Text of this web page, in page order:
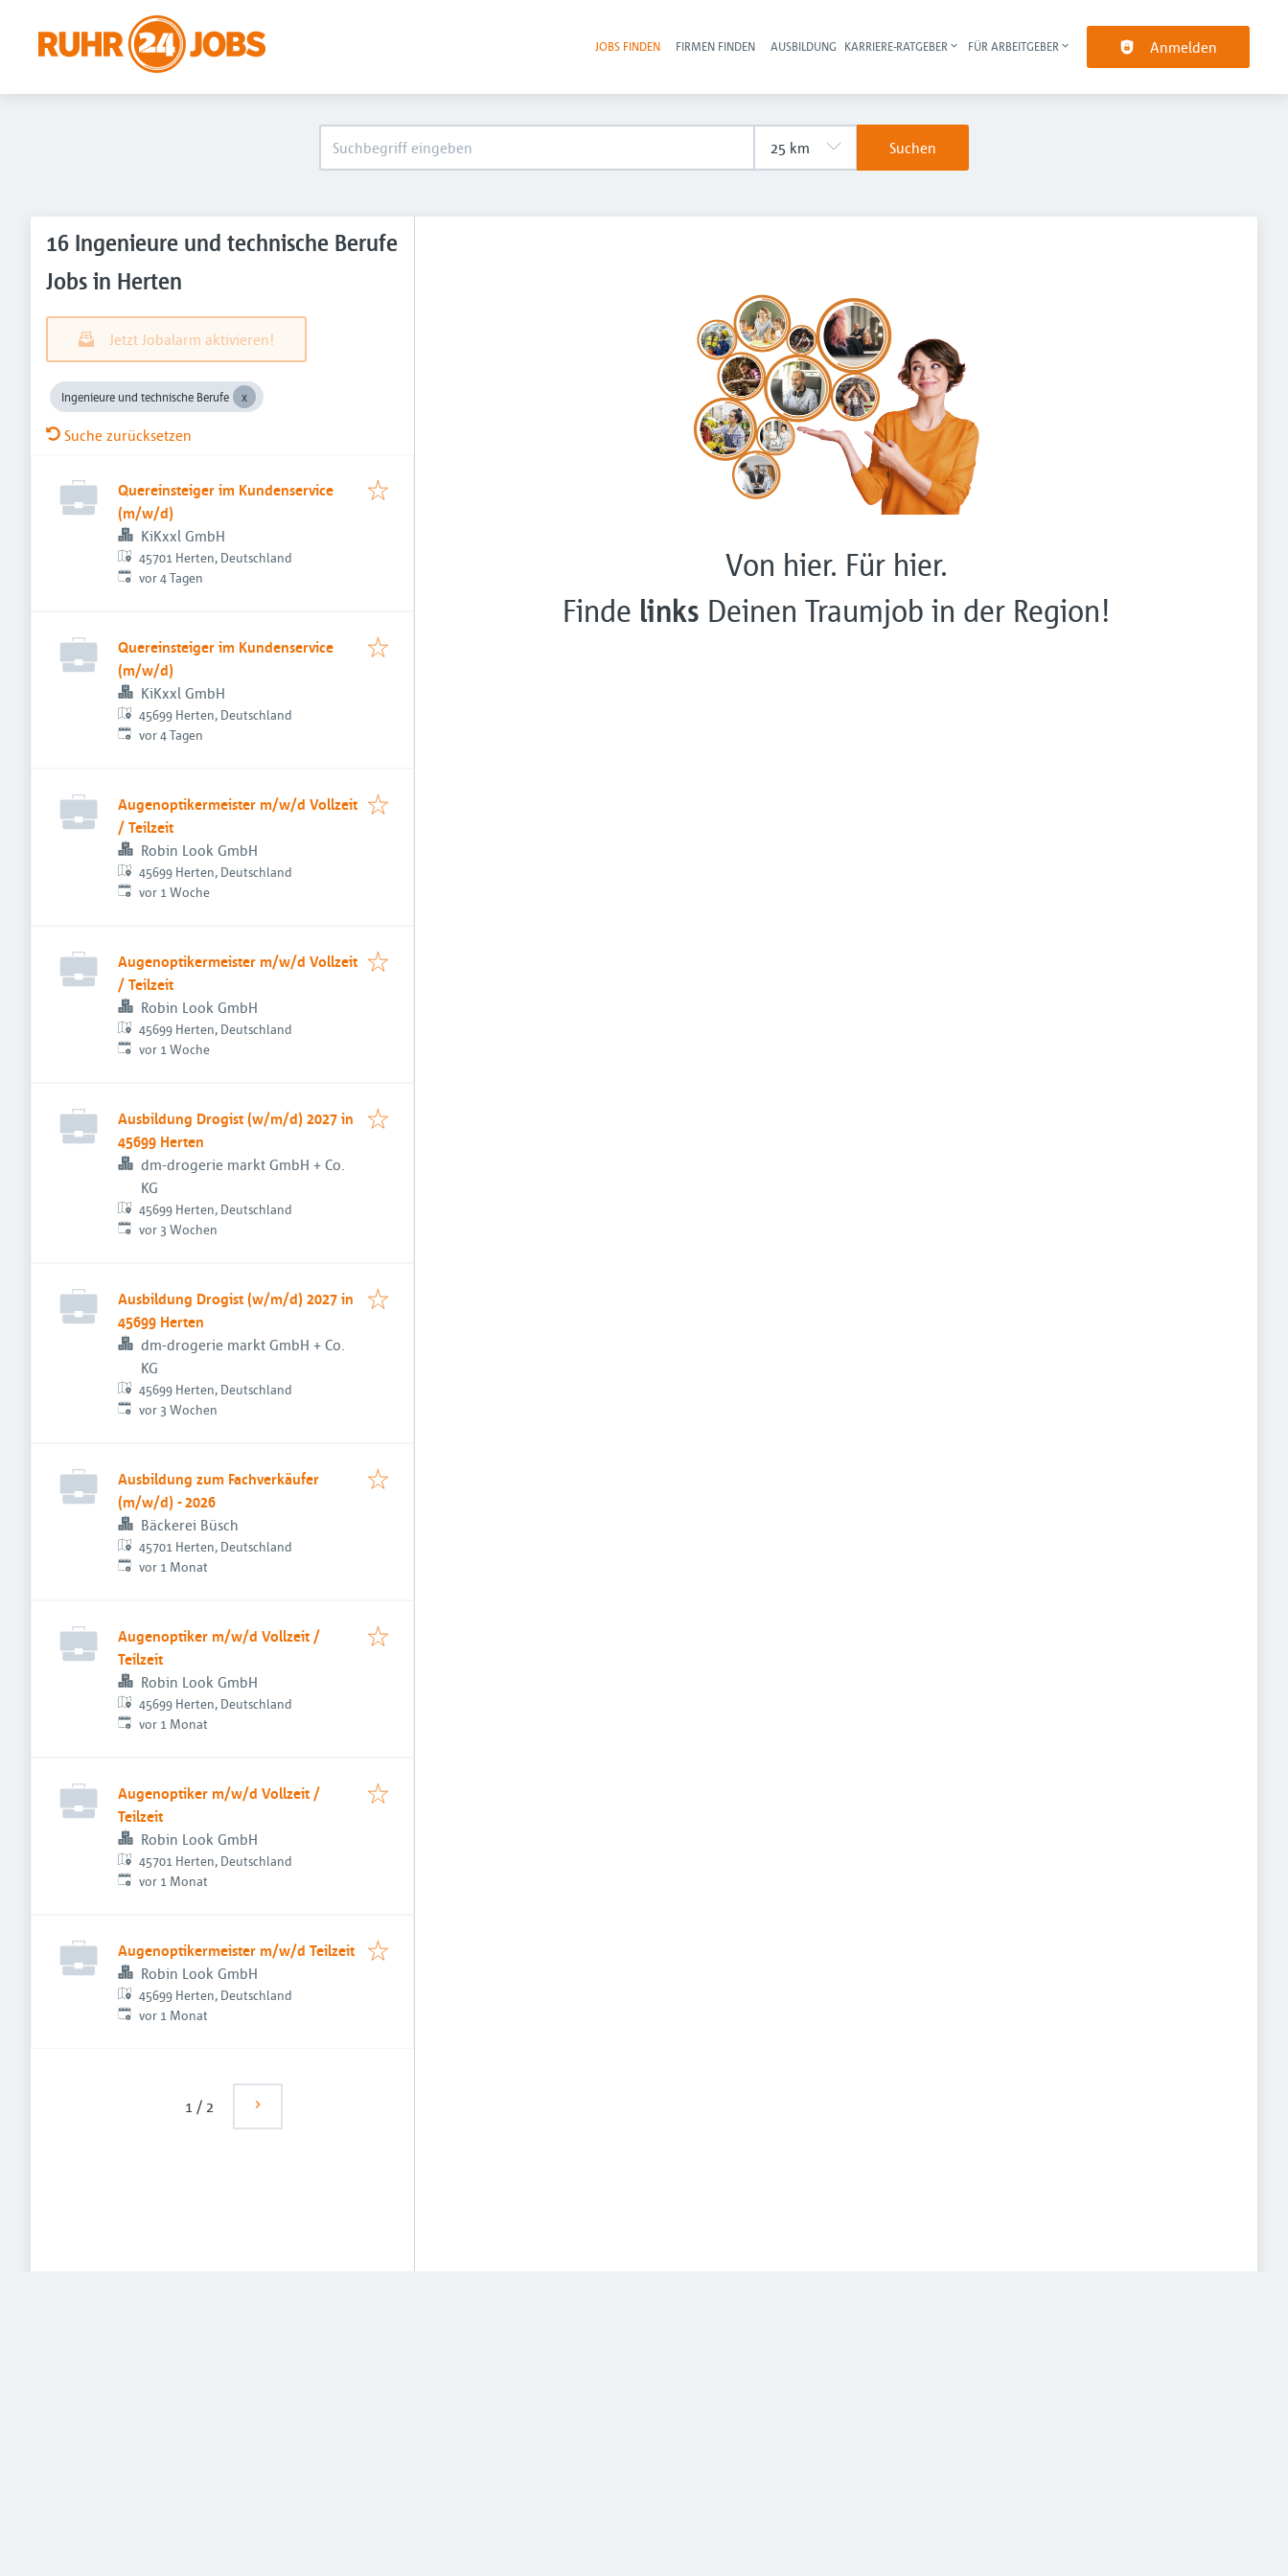
Haupt-Navigation
JOBS FINDEN FIRMEN FINDEN AUSBILDUNG KARRIERE-RATGEBER FÜR ARBEITGEBER Anmelden
Suchen
16 Ingenieure und technische Berufe
Jobs in Herten
Jetzt Jobalarm aktivieren!
Ingenieure und technische Berufe
Suche zurücksetzen
Quereinsteiger im Kundenservice
(m/w/d)
KiKxxl GmbH
45701 Herten, Deutschland
Veröffentlicht:
vor 4 Tagen
Quereinsteiger im Kundenservice
(m/w/d)
KiKxxl GmbH
45699 Herten, Deutschland
Veröffentlicht:
vor 4 Tagen
Augenoptikermeister m/w/d Vollzeit
/ Teilzeit
Robin Look GmbH
45699 Herten, Deutschland
Veröffentlicht:
vor 1 Woche
Augenoptikermeister m/w/d Vollzeit
/ Teilzeit
Robin Look GmbH
45699 Herten, Deutschland
Veröffentlicht:
vor 1 Woche
Ausbildung Drogist (w/m/d) 2027 in
45699 Herten
dm-drogerie markt GmbH + Co.
KG
45699 Herten, Deutschland
Veröffentlicht:
vor 3 Wochen
Ausbildung Drogist (w/m/d) 2027 in
45699 Herten
dm-drogerie markt GmbH + Co.
KG
45699 Herten, Deutschland
Veröffentlicht:
vor 3 Wochen
Ausbildung zum Fachverkäufer
(m/w/d) - 2026
Bäckerei Büsch
45701 Herten, Deutschland
Veröffentlicht:
vor 1 Monat
Augenoptiker m/w/d Vollzeit /
Teilzeit
Robin Look GmbH
45699 Herten, Deutschland
Veröffentlicht:
vor 1 Monat
Augenoptiker m/w/d Vollzeit /
Teilzeit
Robin Look GmbH
45701 Herten, Deutschland
Veröffentlicht:
vor 1 Monat
Augenoptikermeister m/w/d Teilzeit
Robin Look GmbH
45699 Herten, Deutschland
Veröffentlicht:
vor 1 Monat
1 / 2
Von hier. Für hier.
Finde links Deinen Traumjob in der Region!